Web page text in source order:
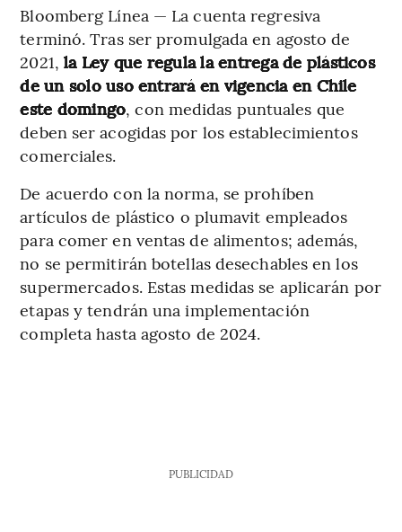
Bloomberg Línea — La cuenta regresiva
terminó. Tras ser promulgada en agosto de
2021, la Ley que regula la entrega de plásticos
de un solo uso entrará en vigencia en Chile
este domingo, con medidas puntuales que
deben ser acogidas por los establecimientos
comerciales.
De acuerdo con la norma, se prohíben
artículos de plástico o plumavit empleados
para comer en ventas de alimentos; además,
no se permitirán botellas desechables en los
supermercados. Estas medidas se aplicarán por
etapas y tendrán una implementación
completa hasta agosto de 2024.
PUBLICIDAD